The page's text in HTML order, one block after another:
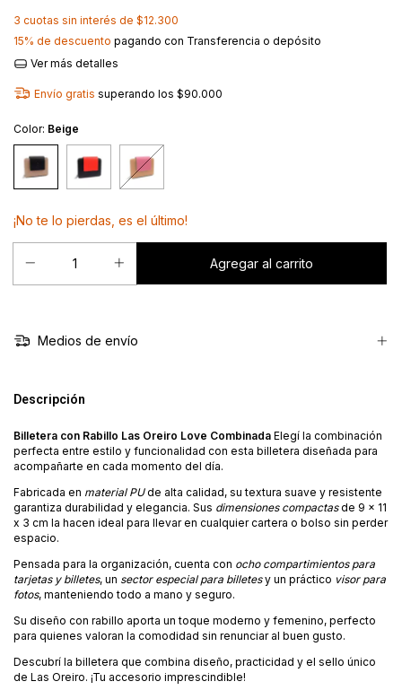
3 cuotas sin interés de $12.300
15% de descuento pagando con Transferencia o depósito
Ver más detalles
Envío gratis superando los $90.000
Color: Beige
¡No te lo pierdas, es el último!
Medios de envío
Descripción
Billetera con Rabillo Las Oreiro Love Combinada Elegí la combinación
perfecta entre estilo y funcionalidad con esta billetera diseñada para
acompañarte en cada momento del día.
Fabricada en material PUde alta calidad, su textura suave y resistente
garantiza durabilidad y elegancia. Sus dimensiones compactasde 9 x 11
x 3 cm la hacen ideal para llevar en cualquier cartera o bolso sin perder
espacio.
Pensada para la organización, cuenta con ocho compartimientos para
tarjetas y billetes, un sector especial para billetesy un práctico visor para
fotos, manteniendo todo a mano y seguro.
Su diseño con rabillo aporta un toque moderno y femenino, perfecto
para quienes valoran la comodidad sin renunciar al buen gusto.
Descubrí la billetera que combina diseño, practicidad y el sello único
de Las Oreiro. ¡Tu accesorio imprescindible!